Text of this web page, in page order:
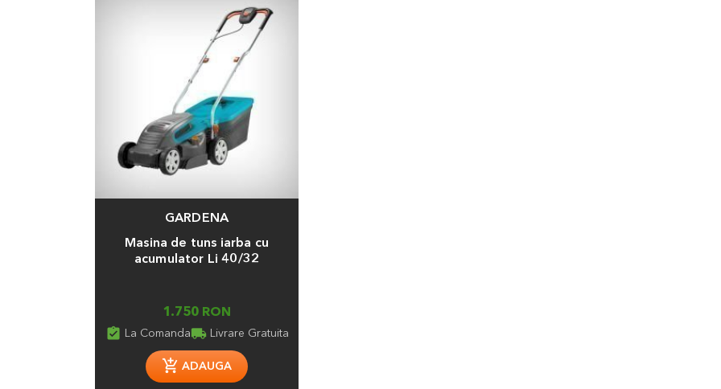
GARDENA
Masina de tuns iarba cu
acumulator Li 40/32
1.750 RON
assignment_turned_in La Comandalocal_shipping Livrare Gratuita
ADAUGA